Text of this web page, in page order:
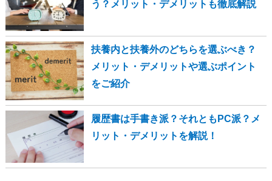
う？メリット・デメリットも徹底解説
扶養内と扶養外のどちらを選ぶべき？
メリット・デメリットや選ぶポイント
をご紹介
履歴書は手書き派？それともPC派？メ
リット・デメリットを解説！